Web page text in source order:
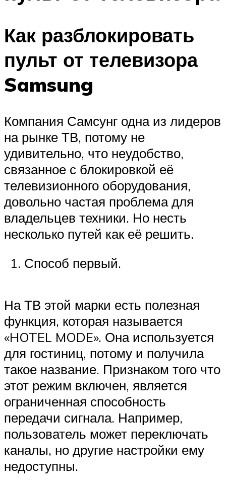
Как разблокировать
пульт от телевизора
Samsung
Компания Самсунг одна из лидеров
на рынке ТВ, потому не
удивительно, что неудобство,
связанное с блокировкой её
телевизионного оборудования,
довольно частая проблема для
владельцев техники. Но несть
несколько путей как её решить.
Способ первый.
На ТВ этой марки есть полезная
функция, которая называется
«HOTEL MODE». Она используется
для гостиниц, потому и получила
такое название. Признаком того что
этот режим включен, является
ограниченная способность
передачи сигнала. Например,
пользователь может переключать
каналы, но другие настройки ему
недоступны.